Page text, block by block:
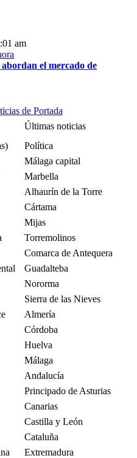
am
el mercado de
de Portada
Últimas noticias
Política
Málaga capital
Marbella
Alhaurín de la Torre
Cártama
Mijas
Torremolinos
Comarca de Antequera
Guadalteba
Nororma
Sierra de las Nieves
Almería
Córdoba
Huelva
Málaga
Andalucía
Principado de Asturias
Canarias
Castilla y León
Cataluña
Extremadura